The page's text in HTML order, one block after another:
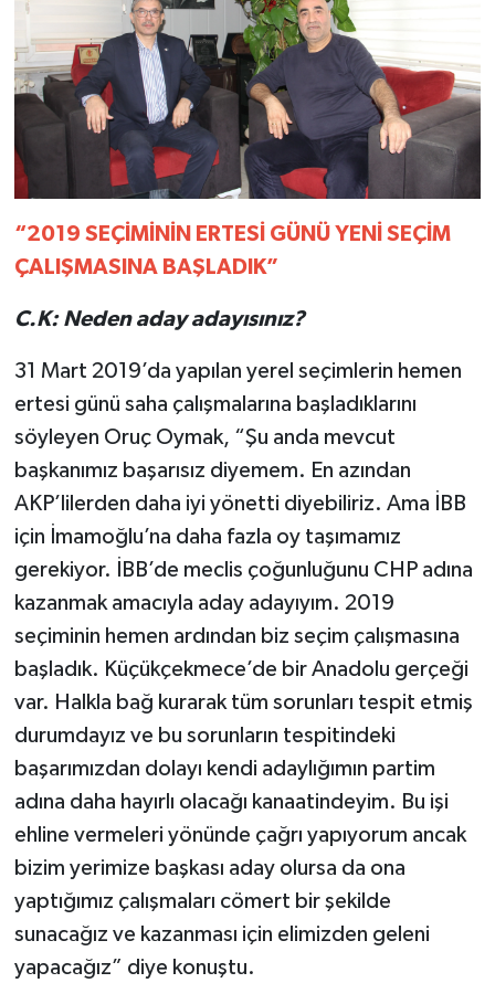
“2019 SEÇİMİNİN ERTESİ GÜNÜ YENİ SEÇİM
ÇALIŞMASINA BAŞLADIK”
C.K: Neden aday adayısınız?
31 Mart 2019’da yapılan yerel seçimlerin hemen
ertesi günü saha çalışmalarına başladıklarını
söyleyen Oruç Oymak, “Şu anda mevcut
başkanımız başarısız diyemem. En azından
AKP’lilerden daha iyi yönetti diyebiliriz. Ama İBB
için İmamoğlu’na daha fazla oy taşımamız
gerekiyor. İBB’de meclis çoğunluğunu CHP adına
kazanmak amacıyla aday adayıyım. 2019
seçiminin hemen ardından biz seçim çalışmasına
başladık. Küçükçekmece’de bir Anadolu gerçeği
var. Halkla bağ kurarak tüm sorunları tespit etmiş
durumdayız ve bu sorunların tespitindeki
başarımızdan dolayı kendi adaylığımın partim
adına daha hayırlı olacağı kanaatindeyim. Bu işi
ehline vermeleri yönünde çağrı yapıyorum ancak
bizim yerimize başkası aday olursa da ona
yaptığımız çalışmaları cömert bir şekilde
sunacağız ve kazanması için elimizden geleni
yapacağız” diye konuştu.